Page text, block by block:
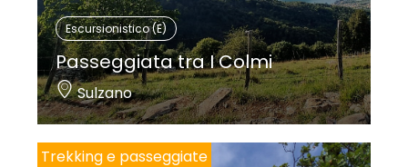
Escursionistico (E)
Passeggiata tra I Colmi
Sulzano
Trekking e passeggiate